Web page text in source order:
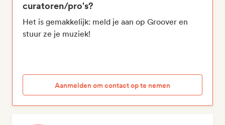
curatoren/pro's?
Het is gemakkelijk: meld je aan op Groover en
stuur ze je muziek!
Aanmelden om contact op te nemen